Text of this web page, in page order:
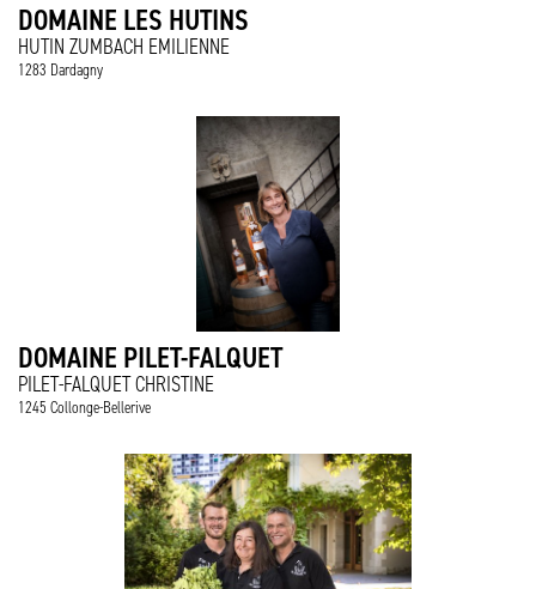
DOMAINE LES HUTINS
HUTIN ZUMBACH EMILIENNE
1283 Dardagny
DOMAINE PILET-FALQUET
PILET-FALQUET CHRISTINE
1245 Collonge-Bellerive